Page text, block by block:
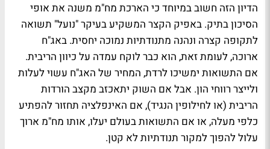
הדיון הזה חשוב במיוחד כי הארכת מח"מ משנה את אופי
הסיכון בתיק. באפיק הקצר המשקיע בעיקר "נועל" תשואה
לתקופה קצרה ונהנה מתנודתיות נמוכה יחסית. באג"ח
ארוכה, לעומת זאת, הוא כבר לוקח עמדה על כיוון הריבית.
אם התשואות ימשיכו לרדת, המחיר של האג"ח עשוי לעלות
ולייצר רווחי הון. אבל אם השוק יתאכזב מקצב הורדות
הריבית (או לחילופין הנגיד), אם האינפלציה תחזור להפתיע
כלפי מעלה, או אם התשואות בעולם יעלו, אותו מח"מ ארוך
עלול להפוך למקור תנודתיות לא קטן.